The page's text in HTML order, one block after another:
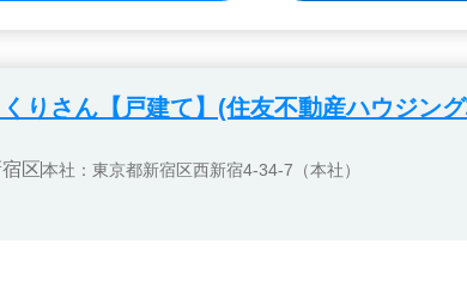
りさん【戸建て】(住友不動産ハウジン
区本社：東京都新宿区西新宿4-34-7（本社）